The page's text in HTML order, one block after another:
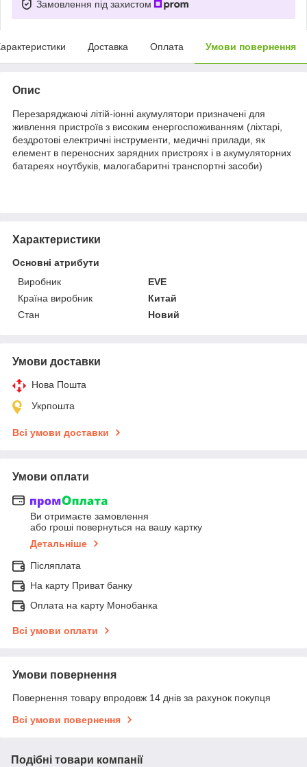
Замовлення під захистом
Доставка Оплата Умови повернення
Опис
Перезаряджаючі літій-іонні акумулятори призначені для
живлення пристроїв з високим енергоспоживанням (ліхтарі,
бездротові електричні інструменти, медичні прилади, як
елемент в переносних зарядних пристроях і в акумуляторних
батареях ноутбуків, малогабаритні транспортні засоби)
Характеристики
Основні атрибути
Виробник
EVE
Країна виробник
Китай
Стан
Новий
Умови доставки
Нова Пошта
Укрпошта
Всі умови доставки
Умови оплати
Ви отримаєте замовлення
або гроші повернуться на вашу картку
Детальніше
Післяплата
На карту Приват банку
Оплата на карту Монобанка
Всі умови оплати
Умови повернення
Повернення товару впродовж 14 днів за рахунок покупця
Всі умови повернення
Подібні товари компанії